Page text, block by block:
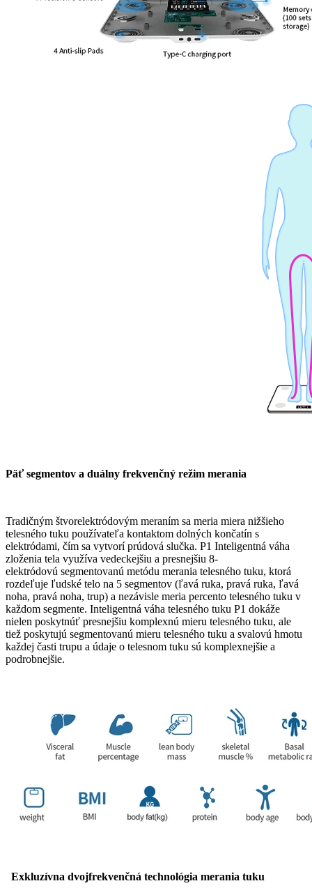
Päť segmentov a duálny frekvenčný režim merania
Tradičným štvorelektródovým meraním sa meria miera nižšieho
telesného tuku používateľa kontaktom dolných končatín s
elektródami, čím sa vytvorí prúdová slučka. P1 Inteligentná váha
zloženia tela využíva vedeckejšiu a presnejšiu 8-
elektródovú segmentovanú metódu merania telesného tuku, ktorá
rozdeľuje ľudské telo na 5 segmentov (ľavá ruka, pravá ruka, ľavá
noha, pravá noha, trup) a nezávisle meria percento telesného tuku v
každom segmente. Inteligentná váha telesného tuku P1 dokáže
nielen poskytnúť presnejšiu komplexnú mieru telesného tuku, ale
tiež poskytujú segmentovanú mieru telesného tuku a svalovú hmotu
každej časti trupu a údaje o telesnom tuku sú komplexnejšie a
podrobnejšie.
Exkluzívna dvojfrekvenčná technológia merania tuku